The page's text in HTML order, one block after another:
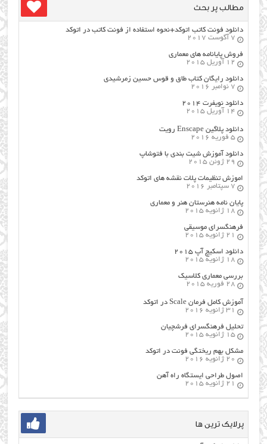
مطالب پر بحث
دانلود فونت کاتب اتوکد+نحوه استفاده از فونت کاتب در اتوکد
7 آگوست 2017
فروش پایانامه های معماری
12 آوریل 2015
دانلود رایگان کتاب طاق و قوس حسین زمرشیدی
7 نوامبر 2016
دانلود نویفرت ۲۰۱۴
14 آوریل 2015
دانلود پلاگین Enscape رویت
5 فوریه 2016
دانلود آموزش شیت بندی با فتوشاپ
29 ژوئن 2015
اموزش تنظیمات پلات نقشه های اتوکد
7 سپتامبر 2016
پایان نامه هنرستان هنر و معماري
18 ژانویه 2015
فرهنگسراي موسيقي
21 ژانویه 2015
دانلود اسکیچ آپ ۲۰۱۵
18 ژانویه 2015
بررسی معماری کلاسیک
28 فوریه 2015
آموزش کامل فرمان Scale در اتوکد
31 ژانویه 2016
تحلیل فرهنگسرای فرشچیان
15 ژانویه 2015
مشکل بهم ریختگی فونت در اتوکد
20 ژانویه 2016
اصول طراحي ایستگاه راه آهن
21 ژانویه 2015
پرلایک ترین ها